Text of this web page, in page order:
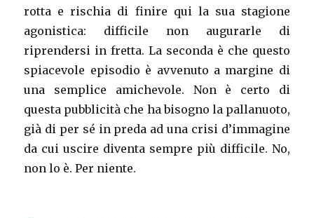
rotta e rischia di finire qui la sua stagione
agonistica: difficile non augurarle di
riprendersi in fretta. La seconda è che questo
spiacevole episodio è avvenuto a margine di
una semplice amichevole. Non è certo di
questa pubblicità che ha bisogno la pallanuoto,
già di per sé in preda ad una crisi d’immagine
da cui uscire diventa sempre più difficile. No,
non lo è. Per niente.